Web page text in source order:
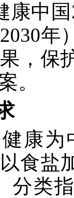
康中国
2030年
， 保
。
康为
以食盐
分类